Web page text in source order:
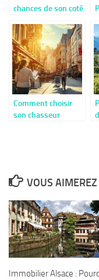
chances de son coté
logement à Paris
?
Comment choisir
son chasseur
VOUS
Immobilier Alsace :